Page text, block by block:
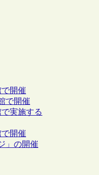
開催
で開催
実施する
開催
」の開催